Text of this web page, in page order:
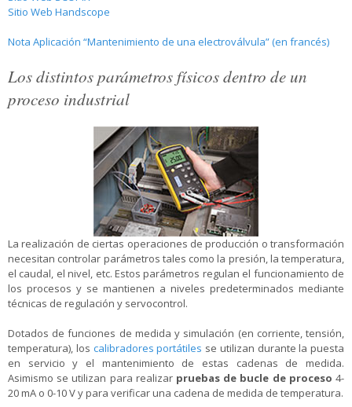
Sitio Web Handscope
Nota Aplicación “Mantenimiento de una electroválvula” (en francés)
Los distintos parámetros físicos dentro de un
proceso industrial
La realización de ciertas operaciones de producción o transformación
necesitan controlar parámetros tales como la presión, la temperatura,
el caudal, el nivel, etc. Estos parámetros regulan el funcionamiento de
los procesos y se mantienen a niveles predeterminados mediante
técnicas de regulación y servocontrol.
Dotados de funciones de medida y simulación (en corriente, tensión,
temperatura), los calibradores portátiles se utilizan durante la puesta
en servicio y el mantenimiento de estas cadenas de medida.
Asimismo se utilizan para realizarpruebas de bucle de proceso 4-
20 mA o 0-10 V y para verificar una cadena de medida de temperatura.